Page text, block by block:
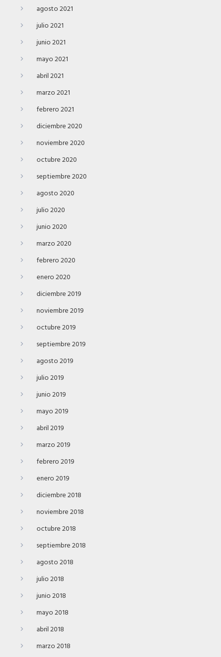
agosto 2021
julio 2021
junio 2021
mayo 2021
abril 2021
marzo 2021
febrero 2021
diciembre 2020
noviembre 2020
octubre 2020
septiembre 2020
agosto 2020
julio 2020
junio 2020
marzo 2020
febrero 2020
enero 2020
diciembre 2019
noviembre 2019
octubre 2019
septiembre 2019
agosto 2019
julio 2019
junio 2019
mayo 2019
abril 2019
marzo 2019
febrero 2019
enero 2019
diciembre 2018
noviembre 2018
octubre 2018
septiembre 2018
agosto 2018
julio 2018
junio 2018
mayo 2018
abril 2018
marzo 2018